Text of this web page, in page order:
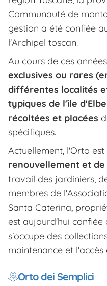
Communauté de
gestion a été confiée
l'Archipel toscan.
Au cours de ces
exclusives ou rares
différentes localités
typiques de l'île d'Elbe
récoltées et placées
spécifiques.
Actuellement, l'Orto est
renouvellement et
travail des jardiniers,
membres de
Santa Caterina,
est aujourd'hui confiée
s'occupe des
maintenance et l'accès
Orto dei Semplici